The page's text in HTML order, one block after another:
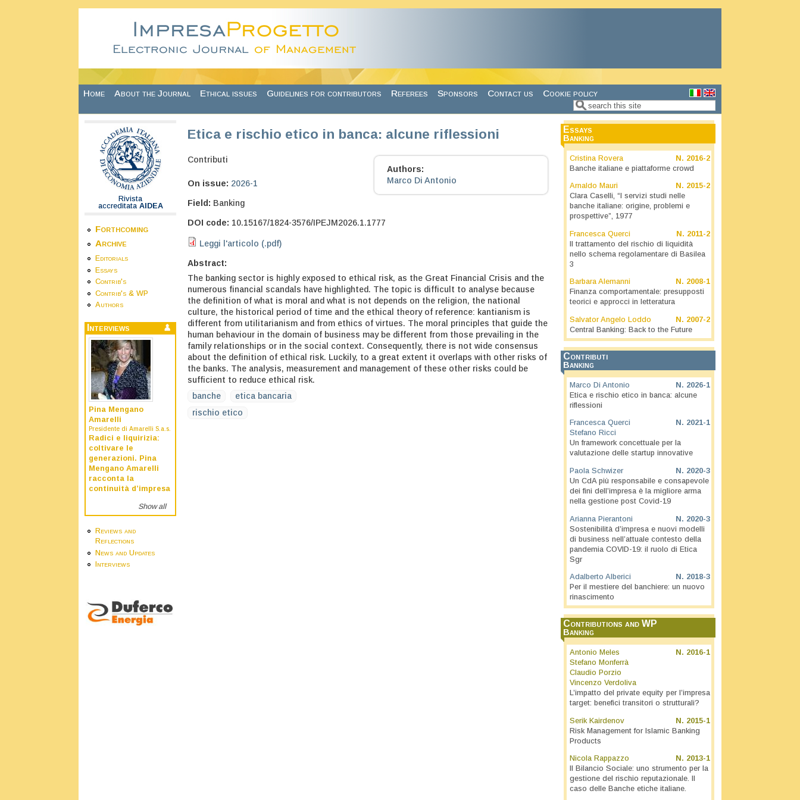
Home About the Journal Ethical issues Guidelines for contributors Referees Sponsors Contact us Cookie policy
Search form
Search
Rivista
accreditata AIDEA
Forthcoming
Archive
Editorials
Essays
Contrib's
Contrib's & WP
Authors
Interviews
Pina Mengano
Amarelli
Presidente di Amarelli S.a.s.
Radici e liquirizia:
coltivare le
generazioni. Pina
Mengano Amarelli
racconta la
continuità d’impresa
Show all
Reviews and
Reflections
News and Updates
Interviews
Etica e rischio etico in banca: alcune riflessioni
Contributi
On issue: 2026-1
Field: Banking
Authors:
Marco Di Antonio
DOI code: 10.15167/1824-3576/IPEJM2026.1.1777
Leggi l'articolo (.pdf)
Abstract:
The banking sector is highly exposed to ethical risk, as the Great Financial Crisis and the
numerous financial scandals have highlighted. The topic is difficult to analyse because
the definition of what is moral and what is not depends on the religion, the national
culture, the historical period of time and the ethical theory of reference: kantianism is
different from utilitarianism and from ethics of virtues. The moral principles that guide the
human behaviour in the domain of business may be different from those prevailing in the
family relationships or in the social context. Consequently, there is not wide consensus
about the definition of ethical risk. Luckily, to a great extent it overlaps with other risks of
the banks. The analysis, measurement and management of these other risks could be
sufficient to reduce ethical risk.
banche
etica bancaria
rischio etico
Essays
Banking
N. 2016-2
Cristina Rovera
Banche italiane e piattaforme crowd
N. 2015-2
Arnaldo Mauri
Clara Caselli, “I servizi studi nelle
banche italiane: origine, problemi e
prospettive”, 1977
N. 2011-2
Francesca Querci
Il trattamento del rischio di liquidità
nello schema regolamentare di Basilea
3
N. 2008-1
Barbara Alemanni
Finanza comportamentale: presupposti
teorici e approcci in letteratura
N. 2007-2
Salvator Angelo Loddo
Central Banking: Back to the Future
Contributi
Banking
N. 2026-1
Marco Di Antonio
Etica e rischio etico in banca: alcune
riflessioni
N. 2021-1
Francesca Querci
Stefano Ricci
Un framework concettuale per la
valutazione delle startup innovative
N. 2020-3
Paola Schwizer
Un CdA più responsabile e consapevole
dei fini dell’impresa è la migliore arma
nella gestione post Covid-19
N. 2020-3
Arianna Pierantoni
Sostenibilità d’impresa e nuovi modelli
di business nell’attuale contesto della
pandemia COVID-19: il ruolo di Etica
Sgr
N. 2018-3
Adalberto Alberici
Per il mestiere del banchiere: un nuovo
rinascimento
Contributions and WP
Banking
N. 2016-1
Antonio Meles
Stefano Monferrà
Claudio Porzio
Vincenzo Verdoliva
L’impatto del private equity per l’impresa
target: benefici transitori o strutturali?
N. 2015-1
Serik Kairdenov
Risk Management for Islamic Banking
Products
N. 2013-1
Nicola Rappazzo
Il Bilancio Sociale: uno strumento per la
gestione del rischio reputazionale. Il
caso delle Banche etiche italiane.